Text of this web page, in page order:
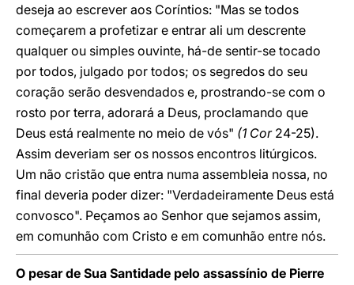
deseja ao escrever aos Coríntios: "Mas se todos
começarem a profetizar e entrar ali um descrente
qualquer ou simples ouvinte, há-de sentir-se tocado
por todos, julgado por todos; os segredos do seu
coração serão desvendados e, prostrando-se com o
rosto por terra, adorará a Deus, proclamando que
Deus está realmente no meio de vós" (1 Cor24-25).
Assim deveriam ser os nossos encontros litúrgicos.
Um não cristão que entra numa assembleia nossa, no
final deveria poder dizer: "Verdadeiramente Deus está
convosco". Peçamos ao Senhor que sejamos assim,
em comunhão com Cristo e em comunhão entre nós.
O pesar de Sua Santidade pelo assassínio de Pierre